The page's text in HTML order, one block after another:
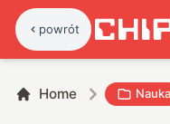
powrót
Home Nauka